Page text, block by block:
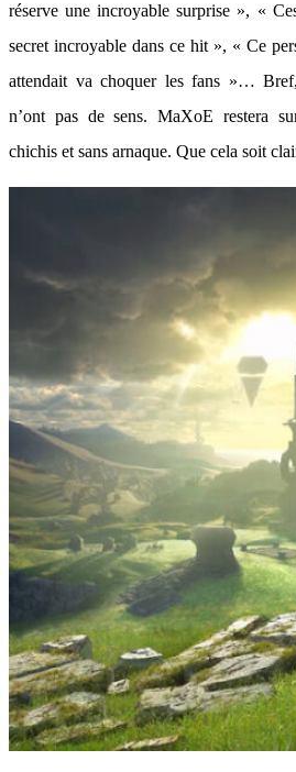
réserve une incroyable surprise », «
secret incroyable dans ce hit », « Ce
attendait va choquer les fans »…
n’ont pas de sens. MaXoE restera
chichis et sans arnaque. Que cela soit